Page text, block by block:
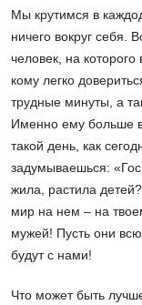
Мы крутимся в
ничего вокруг себя.
человек, на
кому легко
трудные минуты, а
Именно ему больше
такой день, как
задумываешься:
жила, растила
мир на нем – на
мужей! Пусть они
будут с нами!
Что может быть